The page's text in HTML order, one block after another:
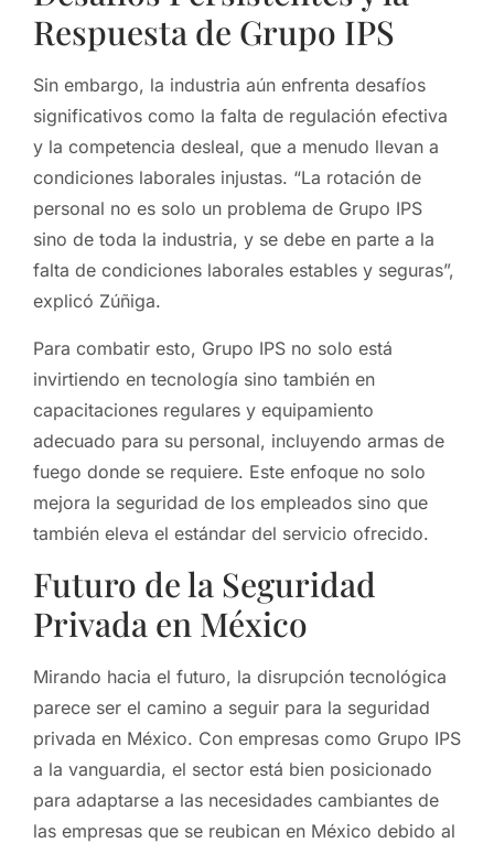
Respuesta de Grupo IPS
Sin embargo, la industria aún enfrenta desafíos
significativos como la falta de regulación efectiva
y la competencia desleal, que a menudo llevan a
condiciones laborales injustas. “La rotación de
personal no es solo un problema de Grupo IPS
sino de toda la industria, y se debe en parte a la
falta de condiciones laborales estables y seguras”,
explicó Zúñiga.
Para combatir esto, Grupo IPS no solo está
invirtiendo en tecnología sino también en
capacitaciones regulares y equipamiento
adecuado para su personal, incluyendo armas de
fuego donde se requiere. Este enfoque no solo
mejora la seguridad de los empleados sino que
también eleva el estándar del servicio ofrecido.
Futuro de la Seguridad
Privada en México
Mirando hacia el futuro, la disrupción tecnológica
parece ser el camino a seguir para la seguridad
privada en México. Con empresas como Grupo IPS
a la vanguardia, el sector está bien posicionado
para adaptarse a las necesidades cambiantes de
las empresas que se reubican en México debido al